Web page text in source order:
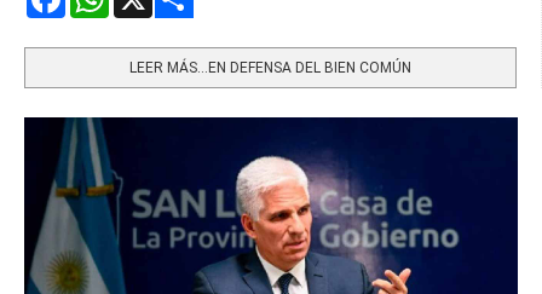
LEER MÁS…EN DEFENSA DEL BIEN COMÚN